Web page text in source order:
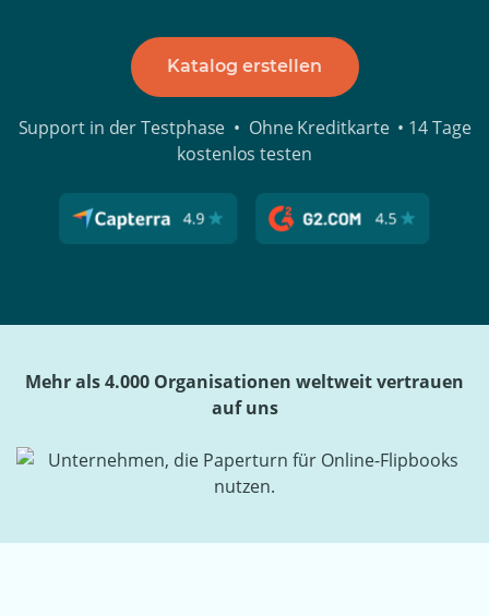
Katalog erstellen
Support in der Testphase • Ohne Kreditkarte • 14 Tage
kostenlos testen
Mehr als 4.000 Organisationen weltweit vertrauen
auf uns